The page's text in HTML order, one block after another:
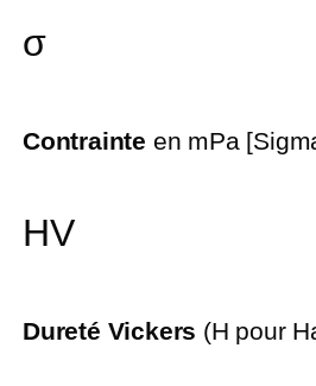
σ
Contrainte en mPa
HV
Dureté Vickers (H pour